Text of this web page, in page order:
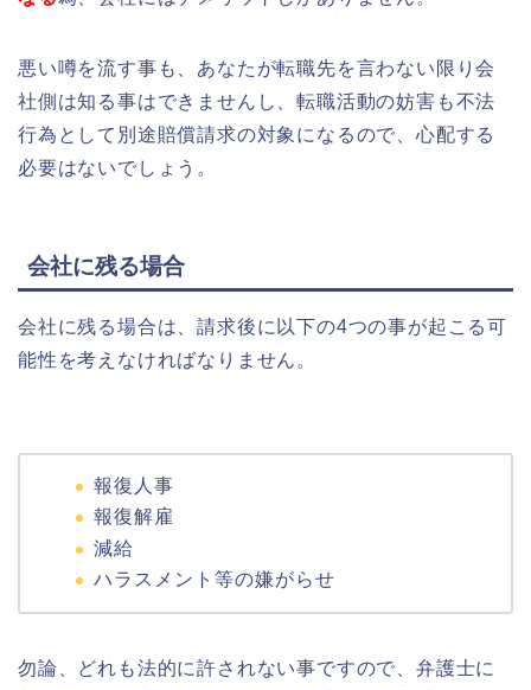
悪い噂を流す事も、あなたが転職先を言わない限り会
社側は知る事はできませんし、転職活動の妨害も不法
行為として別途賠償請求の対象になるので、心配する
必要はないでしょう。
会社に残る場合
会社に残る場合は、請求後に以下の4つの事が起こる可
能性を考えなければなりません。
報復人事
報復解雇
減給
ハラスメント等の嫌がらせ
勿論、どれも法的に許されない事ですので、弁護士に